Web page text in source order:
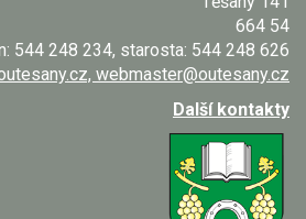
664 54
544 248 234, starosta: 544 248 626
webmaster@outesany.cz
Další kontakty